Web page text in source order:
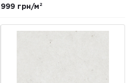
999 грн/м²